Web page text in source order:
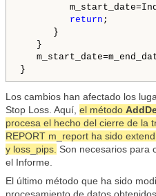
return ;
}
}
Los cambios han afectado los
Stop Loss. Aquí, el método
procesa el hecho del cierre de la
REPORT m_report ha sido
y loss_pips. Son necesarios para
el Informe.
El último método que ha sido